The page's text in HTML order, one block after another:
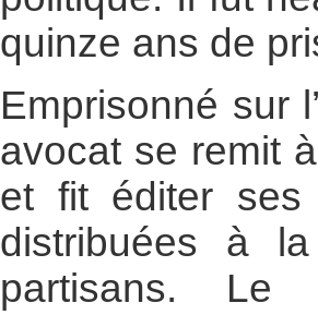
quinze ans de
Emprisonné sur
avocat se remit
et fit éditer ses
distribuées à
partisans. Le